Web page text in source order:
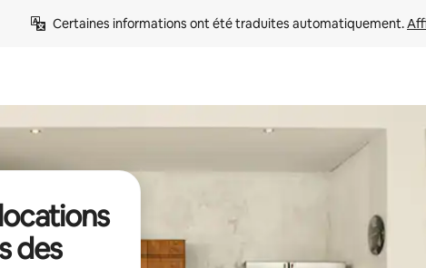
Certaines informations ont été traduites automatiquement.
des